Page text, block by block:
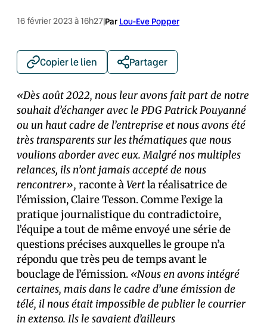
16 février 2023 à 16h27|Par Lou-Eve Popper
Copier le lien Partager
«Dès août 2022, nous leur avons fait part de notre
souhait d’échanger avec le PDG Patrick Pouyanné
ou un haut cadre de l’entreprise et nous avons été
très transparents sur les thématiques que nous
voulions aborder avec eux. Malgré nos multiples
relances, ils n’ont jamais accepté de nous
rencontrer», raconte àVertla réalisatrice de
l’émission, Claire Tesson. Comme l’exige la
pratique journalistique du contradictoire,
l’équipe a tout de même envoyé une série de
questions précises auxquelles le groupe n’a
répondu que très peu de temps avant le
bouclage de l’émission. «Nous en avons intégré
certaines, mais dans le cadre d’une émission de
télé, il nous était impossible de publier le courrier
in extenso. Ils le savaient d’ailleurs